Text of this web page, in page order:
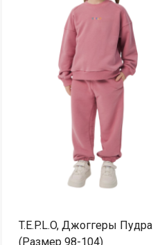
T.E.P.L.O, Джоггеры Пудра
(Размер 98-104)